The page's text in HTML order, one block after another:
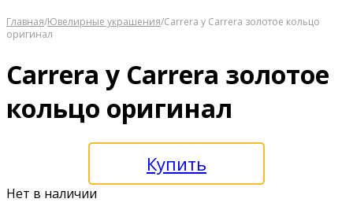
Главная/Ювелирные украшения/Carrera y Carrera золотое кольцо
оригинал
Carrera y Carrera золотое
кольцо оригинал
Купить
Нет в наличии